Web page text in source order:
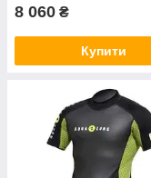
8 060 ₴
Купити